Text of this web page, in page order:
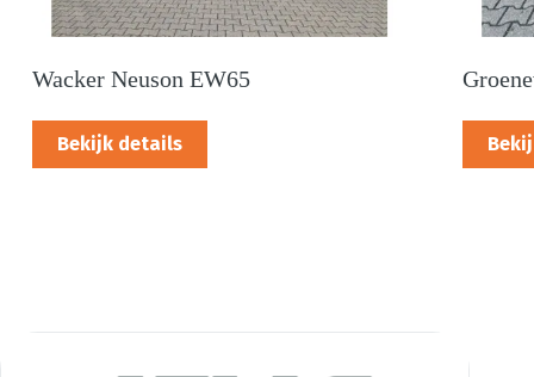
Wacker Neuson EW65
Bekijk details